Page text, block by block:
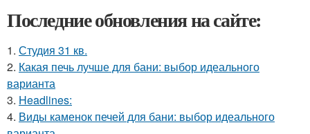
Последние обновления на сайте:
1. Студия 31 кв.
2. Какая печь лучше для бани: выбор идеального
варианта
3. Headlines:
4. Виды каменок печей для бани: выбор идеального